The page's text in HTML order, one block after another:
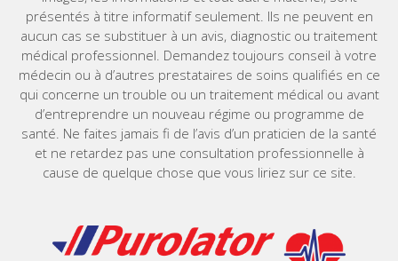
présentés à titre informatif seulement. Ils ne peuvent en
aucun cas se substituer à un avis, diagnostic ou traitement
médical professionnel. Demandez toujours conseil à votre
médecin ou à d’autres prestataires de soins qualifiés en ce
qui concerne un trouble ou un traitement médical ou avant
d’entreprendre un nouveau régime ou programme de
santé. Ne faites jamais fi de l’avis d’un praticien de la santé
et ne retardez pas une consultation professionnelle à
cause de quelque chose que vous liriez sur ce site.
Home